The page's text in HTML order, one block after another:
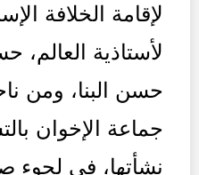
لإقامة الخلافة
لأستاذية
حسن البنا، ومن
جماعة الإخوان
نشأتها، في لجوء